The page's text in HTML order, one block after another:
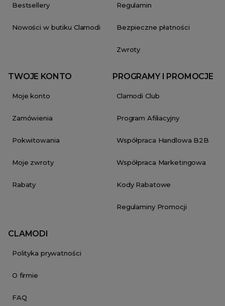
Bestsellery
Nowości w butiku Clamodi
Regulamin
Bezpieczne płatności
Zwroty
TWOJE KONTO
Moje konto
Zamówienia
Pokwitowania
Moje zwroty
Rabaty
PROGRAMY I PROMOCJE
Clamodi Club
Program Afiliacyjny
Współpraca Handlowa B2B
Współpraca Marketingowa
Kody Rabatowe
Regulaminy Promocji
CLAMODI
Polityka prywatności
O firmie
FAQ